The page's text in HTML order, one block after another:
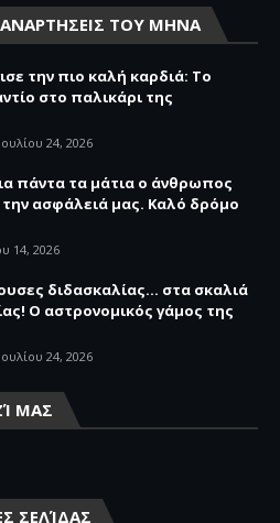
ΤΟΥ ΜΗΝΑ
την πιο καλή καρδιά: Το
στο παλικάρι της
24, 2026
πάντα τα μάτια ο άνθρωπος
ασφάλειά μας. Καλό δρόμο
14, 2026
διδασκαλίας… στα σκαλιά
Ο αστρονομικός γάμος της
24, 2026
ΜΑΣ
ΣΕΛΊΔΑΣ